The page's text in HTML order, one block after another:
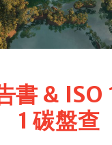
書 &
1 碳盤查